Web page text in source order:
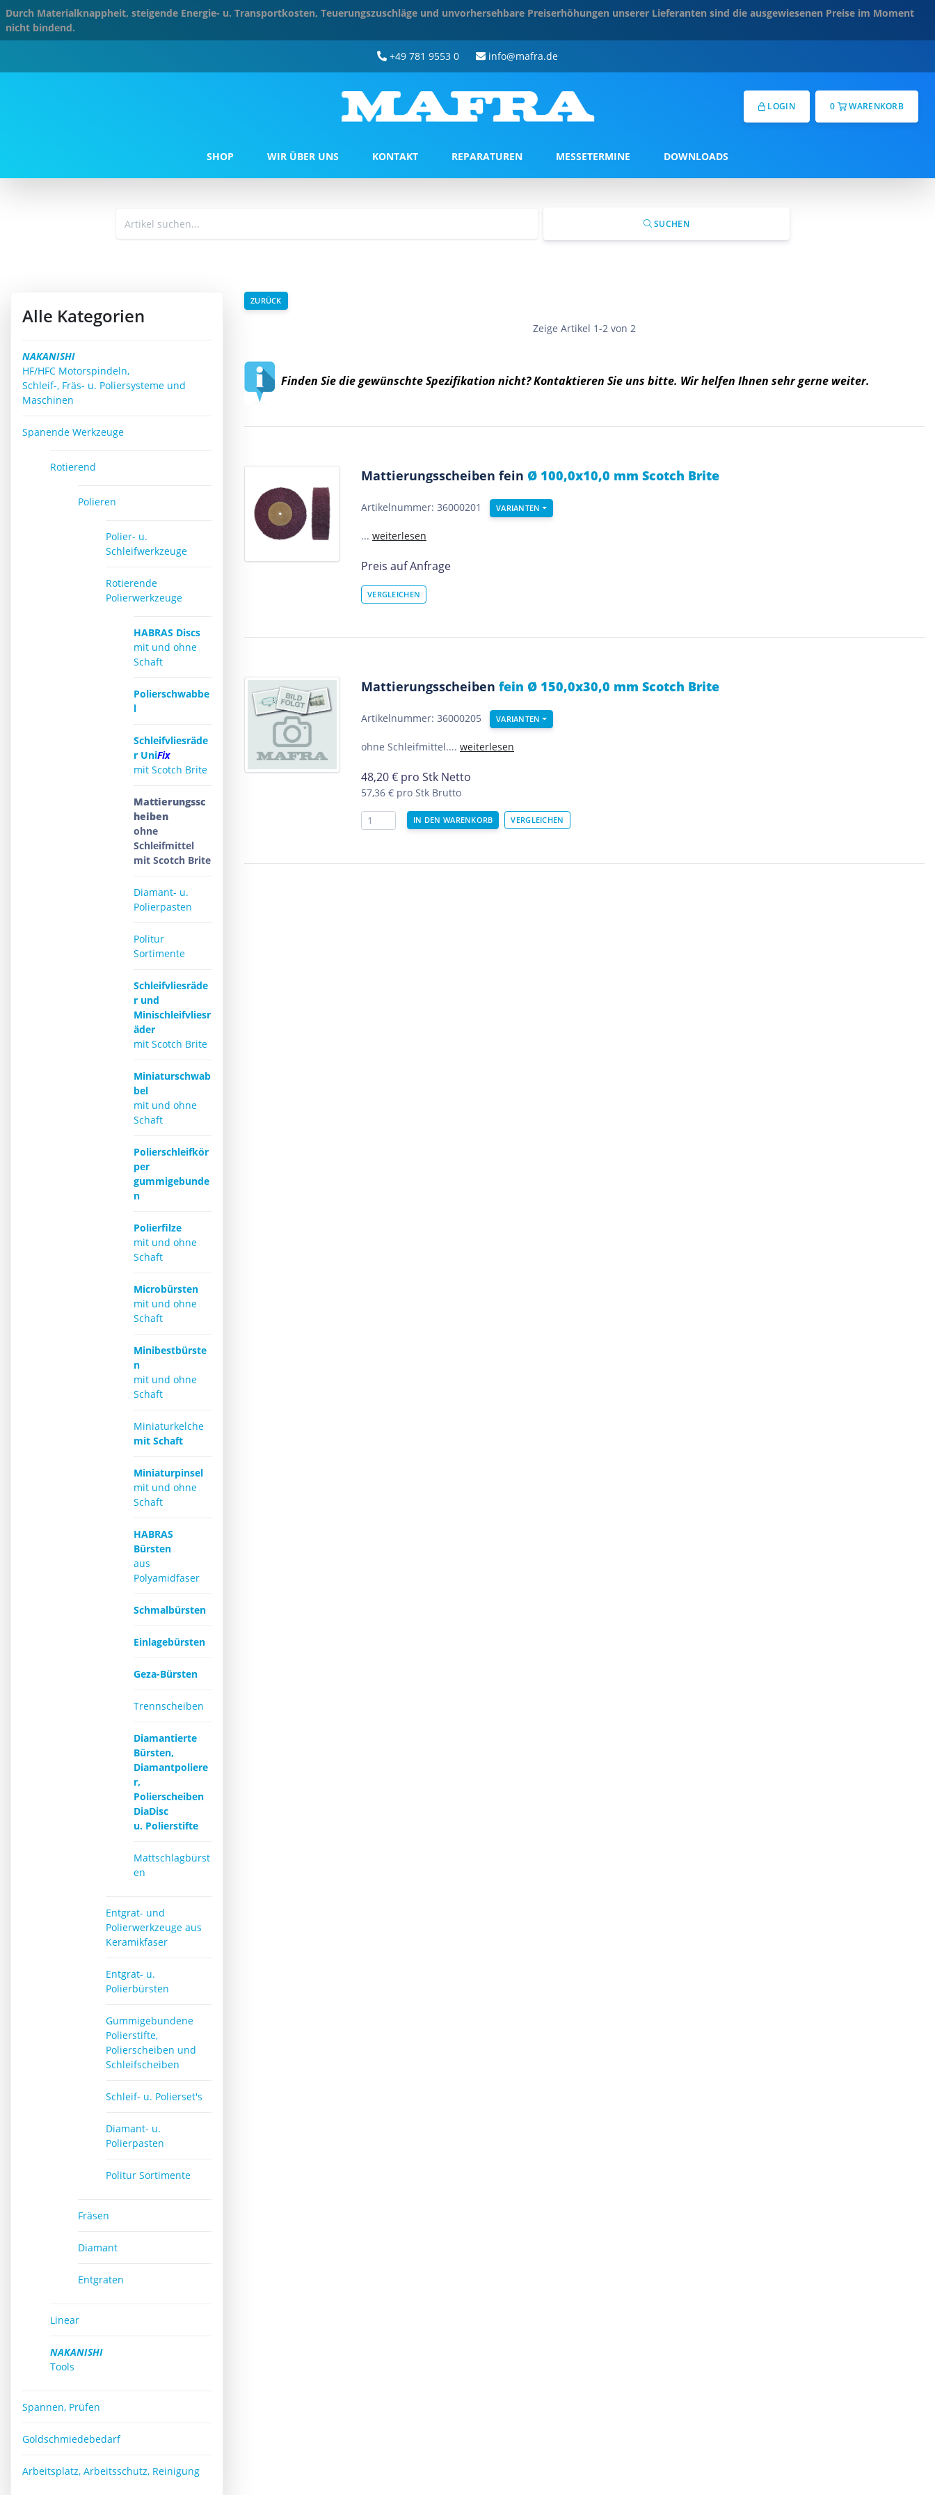
Durch Materialknappheit, steigende Energie- u. Transportkosten, Teuerungszuschläge und unvorhersehbare Preiserhöhungen unserer Lieferanten sind die ausgewiesenen Preise im Moment
nicht bindend.
+49 781 9553 0 info@mafra.de
LOGIN 0 WARENKORB
SHOP WIR ÜBER UNS KONTAKT REPARATUREN MESSETERMINE DOWNLOADS
SUCHEN
Alle Kategorien
NAKANISHI
HF/HFC Motorspindeln,
Schleif-, Fräs- u. Poliersysteme und
Maschinen
Spanende Werkzeuge
Rotierend
Polieren
Polier- u.
Schleifwerkzeuge
Rotierende
Polierwerkzeuge
HABRAS Discs
mit und ohne
Schaft
Polierschwabbe
l
Schleifvliesräde
r UniFix
mit Scotch Brite
Mattierungssc
heiben
ohne
Schleifmittel
mit Scotch Brite
Diamant- u.
Polierpasten
Politur
Sortimente
Schleifvliesräde
r und
Minischleifvliesr
äder
mit Scotch Brite
Miniaturschwab
bel
mit und ohne
Schaft
Polierschleifkör
per
gummigebunde
n
Polierfilze
mit und ohne
Schaft
Microbürsten
mit und ohne
Schaft
Minibestbürste
n
mit und ohne
Schaft
Miniaturkelche
mit Schaft
Miniaturpinsel
mit und ohne
Schaft
HABRAS
Bürsten
aus
Polyamidfaser
Schmalbürsten
Einlagebürsten
Geza-Bürsten
Trennscheiben
Diamantierte
Bürsten,
Diamantpoliere
r,
Polierscheiben
DiaDisc
u. Polierstifte
Mattschlagbürst
en
Entgrat- und
Polierwerkzeuge aus
Keramikfaser
Entgrat- u.
Polierbürsten
Gummigebundene
Polierstifte,
Polierscheiben und
Schleifscheiben
Schleif- u. Polierset's
Diamant- u.
Polierpasten
Politur Sortimente
Fräsen
Diamant
Entgraten
Linear
NAKANISHI
Tools
Spannen, Prüfen
Goldschmiedebedarf
Arbeitsplatz, Arbeitsschutz, Reinigung
ZURÜCK
Zeige Artikel 1-2 von 2
Finden Sie die gewünschte Spezifikation nicht? Kontaktieren Sie uns bitte. Wir helfen Ihnen sehr gerne weiter.
Mattierungsscheiben fein Ø 100,0x10,0 mm Scotch Brite
Artikelnummer: 36000201 VARIANTEN
... weiterlesen
Preis auf Anfrage
Mattierungsscheiben fein Ø 150,0x30,0 mm Scotch Brite
Artikelnummer: 36000205 VARIANTEN
ohne Schleifmittel.... weiterlesen
48,20€ pro Stk Netto
57,36 € pro Stk Brutto